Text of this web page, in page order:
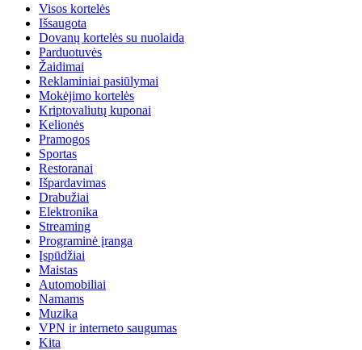
Visos kortelės
Išsaugota
Dovanų kortelės su nuolaida
Parduotuvės
Žaidimai
Reklaminiai pasiūlymai
Mokėjimo kortelės
Kriptovaliutų kuponai
Kelionės
Pramogos
Sportas
Restoranai
Išpardavimas
Drabužiai
Elektronika
Streaming
Programinė įranga
Įspūdžiai
Maistas
Automobiliai
Namams
Muzika
VPN ir interneto saugumas
Kita